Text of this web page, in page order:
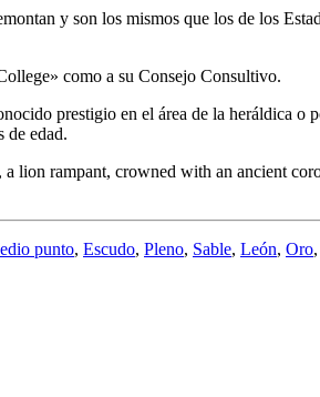
y son los mismos que los de los
» como a su Consejo Consultivo.
prestigio en el área de la heráldica o
de edad.
a lion rampant, crowned with an ancient
punto, Escudo, Pleno, Sable, León, Oro,